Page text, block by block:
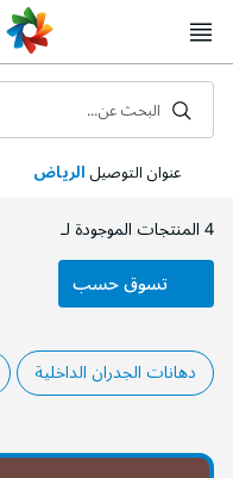
to
Content
عنوان التوصيلالرياض
البحث عن...
4المنتجات الموجودة لـ
دهانات الجدران الداخلية
تسوق حسب